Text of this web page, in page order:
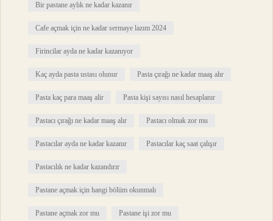
Bir pastane aylık ne kadar kazanır
Cafe açmak için ne kadar sermaye lazım 2024
Firincilar ayda ne kadar kazanıyor
Kaç ayda pasta ustası olunur Pasta çırağı ne kadar maaş alır
Pasta kaç para maaş alir Pasta kişi sayısı nasıl hesaplanır
Pastacı çırağı ne kadar maaş alır Pastacı olmak zor mu
Pastacılar ayda ne kadar kazanır Pastacılar kaç saat çalışır
Pastacılık ne kadar kazandırır
Pastane açmak için hangi bölüm okunmalı
Pastane açmak zor mu Pastane işi zor mu